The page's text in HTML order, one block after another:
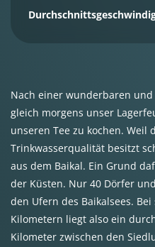
Nach einer wunderbaren
gleich morgens unser
unseren Tee zu kochen. Weil
Trinkwasserqualität besitzt
aus dem Baikal. Ein Grund
der Küsten. Nur 40 Dörfer
den Ufern des Baikalsees.
Kilometern liegt also ein
Kilometer zwischen den